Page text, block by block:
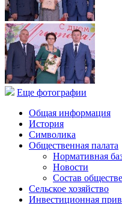
Еще фотографии
Общая информация
История
Символика
Общественная палата
Нормативная
Новости
Состав
Сельское хозяйство
Инвестиционная